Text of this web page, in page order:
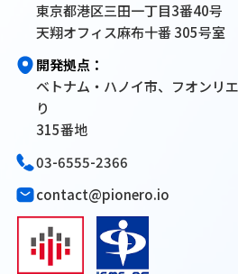
東京都港区三田一丁目3番40号
天翔オフィス麻布十番 305号室
開発拠点：
ベトナム・ハノイ市、フオンリ
り
315番地
03-6555-2366
contact@pionero.io